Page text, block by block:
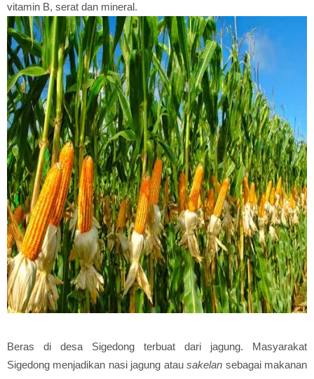
vitamin B, serat dan mineral.
Beras di desa Sigedong terbuat dari jagung. Masyarakat
Sigedong menjadikan nasi jagung atausakelan sebagai makanan